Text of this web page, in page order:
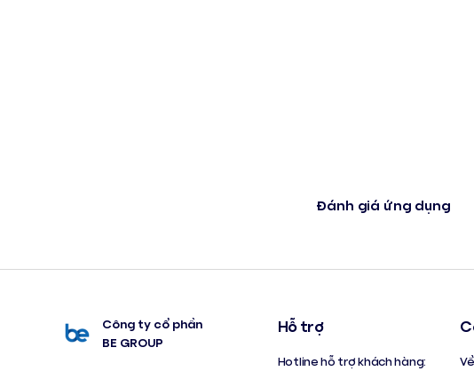
Đánh giá ứng dụng
Công ty cổ phần
BE GROUP
Hỗ trợ
Hotline hỗ trợ khách hàng: